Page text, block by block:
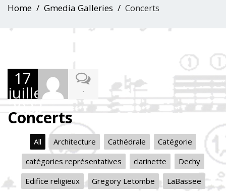
Home Gmedia Galleries Concerts
17
juillet
2023
-
Concerts
All Architecture Cathédrale
Catégorie
catégories représentatives
clarinette
Dechy
Edifice religieux
Gregory Letombe
LaBassee